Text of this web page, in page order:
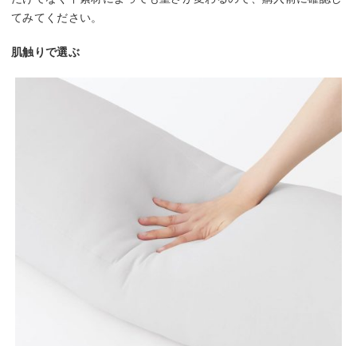
てみてください。
肌触りで選ぶ